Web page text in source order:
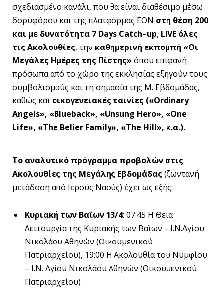
σχεδιασμένο κανάλι, που θα είναι διαθέσιμο μέσω
δορυφόρου και της πλατφόρμας ΕΟΝ στη θέση 200
και με δυνατότητα 7 Days Catch–up, LIVE όλες
τις Ακολουθίες, την καθημερινή εκπομπή «Οι
Μεγάλες Ημέρες της Πίστης» όπου επιφανή
πρόσωπα από το χώρο της εκκλησίας εξηγούν τους
συμβολισμούς και τη σημασία της Μ. Εβδομάδας,
καθώς και οικογενειακές ταινίες («Ordinary
Angels», «Blueback», «Unsung Hero», «One
Life», «The Belier Family», «The Hill», κ.α.).
Το αναλυτικό πρόγραμμα προβολών στις
Ακολουθίες της Μεγάλης Εβδομάδας (ζωντανή
μετάδοση από Ιερούς Ναούς) έχει ως εξής:
Κυριακή των Βαΐων 13/4: 07:45 H Θεία
Λειτουργία της Κυριακής των Βαϊων – I.N.Αγίου
Νικολάου Αθηνών (Οικουμενικού
Πατριαρχείου),19:00 Η Ακολουθία του Νυμφίου
– I.N. Αγίου Νικολάου Αθηνών (Οικουμενικού
Πατριαρχείου)